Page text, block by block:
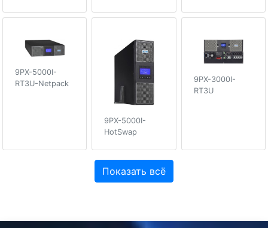
9PX-5000I-
RT3U-Netpack
9PX-5000I-
HotSwap
9PX-3000I-
RT3U
Показать всё